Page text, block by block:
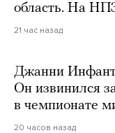
область. На
21 час назад
Джанни
Он извинился
в чемпионате
20 часов назад